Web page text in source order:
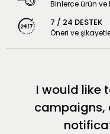
Binlerce ürün
7 / 24 DESTEK
Öneri ve
I would like
campaigns,